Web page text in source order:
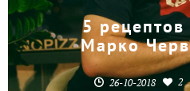
5
Марко
26-10-2018 2